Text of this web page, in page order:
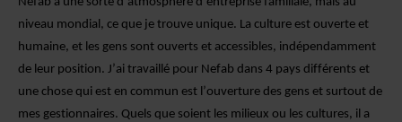
niveau mondial, ce que je trouve unique. La culture est ouverte et
humaine, et les gens sont ouverts et accessibles, indépendamment
de leur position. J’ai travaillé pour Nefab dans 4 pays différents et
une chose qui est en commun est l’ouverture des gens et surtout de
mes gestionnaires. Quels que soient les milieux ou les cultures, il a